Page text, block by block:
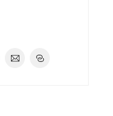
met open
aan de voorkant de